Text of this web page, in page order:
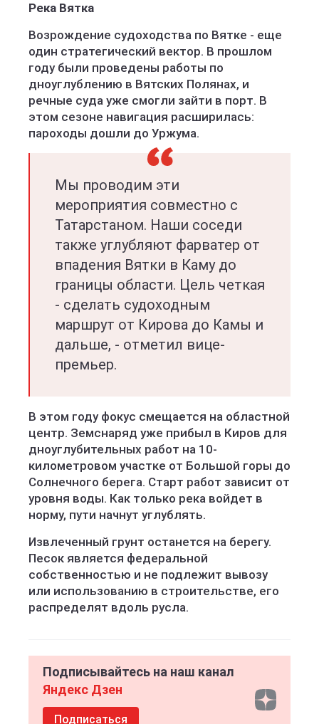
Река Вятка
Возрождение судоходства по Вятке - еще
один стратегический вектор. В прошлом
году были проведены работы по
дноуглублению в Вятских Полянах, и
речные суда уже смогли зайти в порт. В
этом сезоне навигация расширилась:
пароходы дошли до Уржума.
Мы проводим эти
мероприятия совместно с
Татарстаном. Наши соседи
также углубляют фарватер от
впадения Вятки в Каму до
границы области. Цель четкая
- сделать судоходным
маршрут от Кирова до Камы и
дальше, - отметил вице-
премьер.
В этом году фокус смещается на областной
центр. Земснаряд уже прибыл в Киров для
дноуглубительных работ на 10-
километровом участке от Большой горы до
Солнечного берега. Старт работ зависит от
уровня воды. Как только река войдет в
норму, пути начнут углублять.
Извлеченный грунт останется на берегу.
Песок является федеральной
собственностью и не подлежит вывозу
или использованию в строительстве, его
распределят вдоль русла.
Подписывайтесь на наш канал
Яндекс Дзен
Подписаться